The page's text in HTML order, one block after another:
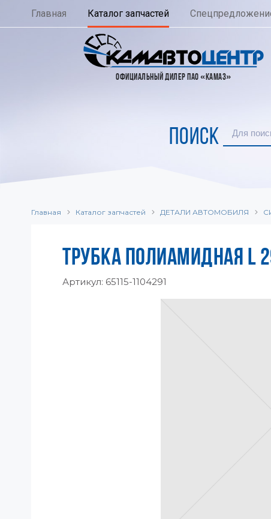
Главная Каталог запчастей
ОФИЦИАЛЬНЫЙ ДИЛЕР ПАО «КАМАЗ»
ПОИСК
Главная Каталог запчастей ДЕТАЛИ АВТОМОБИЛЯ
ТРУБКА ПОЛИАМИДНАЯ
Артикул: 65115-1104291